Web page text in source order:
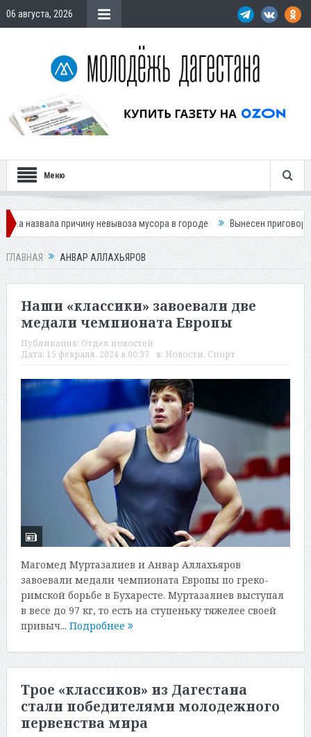
06 августа, 2026
Меню
причину невывоза мусора в городе Вынесен приговор по делу о
ГЛАВНАЯ АНВАР АЛЛАХЬЯРОВ
Наши «классики» завоевали две
медали чемпионата Европы
Публикация: Отдел новостей
Дата: 15 февраля, 2024 в 00:37 в: Новости, Спорт
Магомед Муртазалиев и Анвар Аллахьяров
завоевали медали чемпионата Европы по греко-
римской борьбе в Бухаресте. Муртазалиев выступал
в весе до 97 кг, то есть на ступеньку тяжелее своей
привыч... Подробнее
Трое «классиков» из Дагестана
стали победителями молодежного
первенства мира